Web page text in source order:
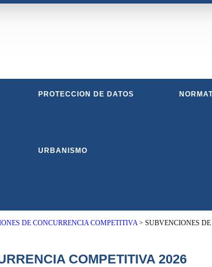
PROTECCION DE DATOS
URBANISMO
DE CONCURRENCIA COMPETITIVA> SUBVENCIONES
COMPETITIVA 2026